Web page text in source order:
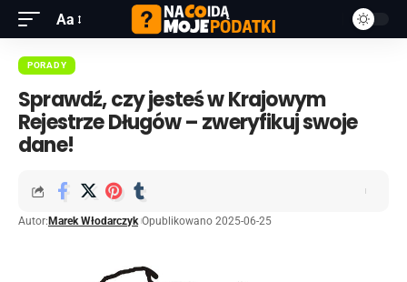
Aa
PORADY
Sprawdź, czy jesteś w Krajowym
Rejestrze Długów – zweryfikuj swoje
dane!
Autor: Marek Włodarczyk Opublikowano 2025-06-25